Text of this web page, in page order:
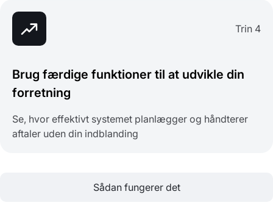
Trin 4
Brug færdige funktioner til at udvikle din
forretning
Se, hvor effektivt systemet planlægger og håndterer
aftaler uden din indblanding
Sådan fungerer det